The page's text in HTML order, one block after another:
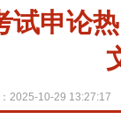
试申论
2025-10-29 13:27:17